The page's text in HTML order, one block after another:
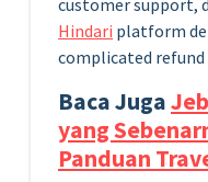
customer support,
Hindari platform
complicated refund
Baca Juga
yang
Panduan